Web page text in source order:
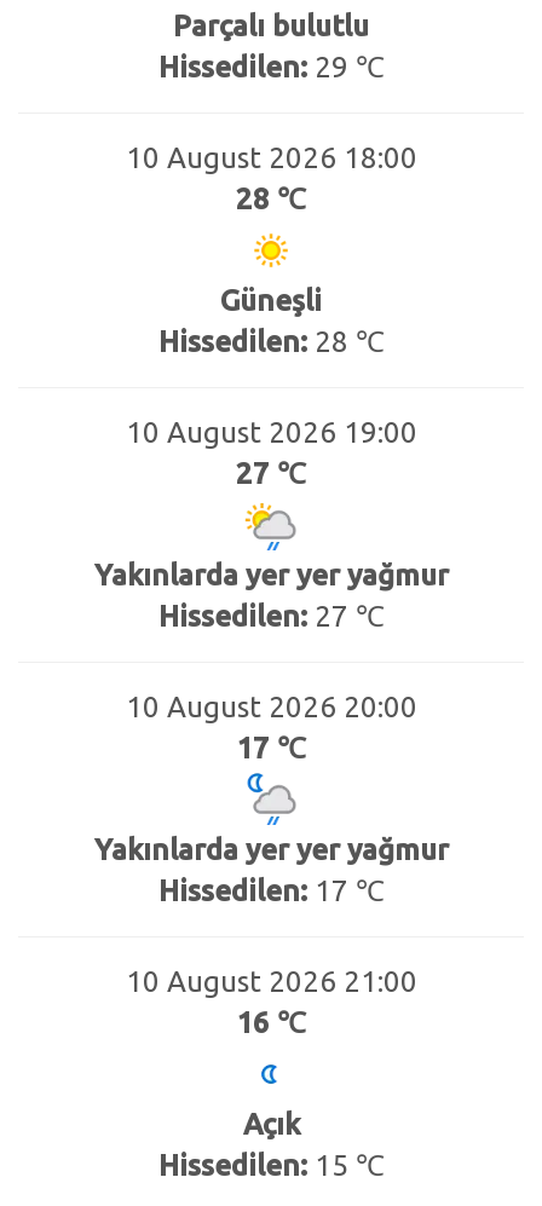
Parçalı bulutlu
Hissedilen:29 ℃
10 August 2026 18:00
28 ℃
Güneşli
Hissedilen:28 ℃
10 August 2026 19:00
27 ℃
Yakınlarda yer yer yağmur
Hissedilen:27 ℃
10 August 2026 20:00
17 ℃
Yakınlarda yer yer yağmur
Hissedilen:17 ℃
10 August 2026 21:00
16 ℃
Açık
Hissedilen:15 ℃